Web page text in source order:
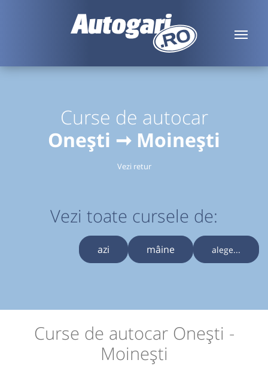
Curse de autocar
Onești ➞ Moinești
Vezi retur
Vezi toate cursele de:
azi mâine alege...
Curse de autocar Onești -
Moinești